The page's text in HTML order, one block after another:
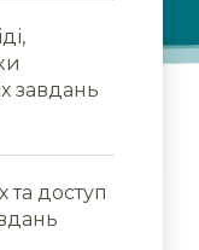
завдань
та доступ